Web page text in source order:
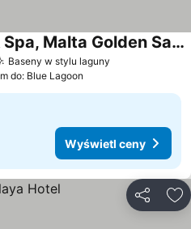
Baseny w stylu laguny
Radisson Blu Resort & Spa, Malta Golden Sands
do: Blue Lagoon
Wyświetl ceny